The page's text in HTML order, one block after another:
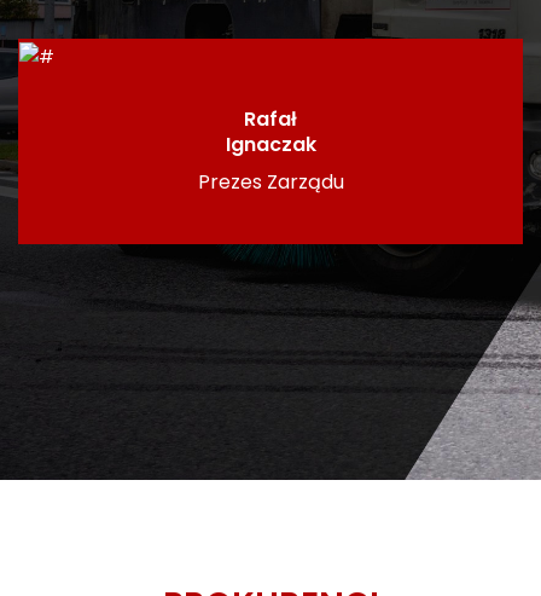
Rafał
Ignaczak
Prezes Zarządu